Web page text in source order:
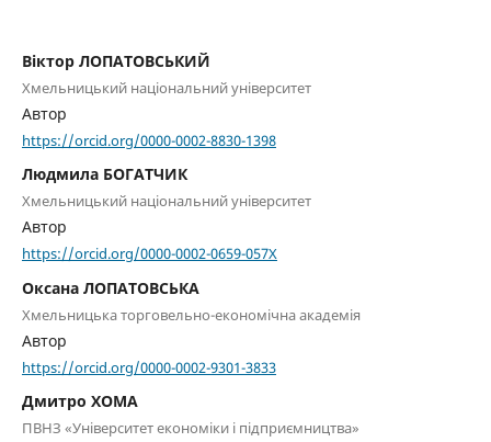
Віктор ЛОПАТОВСЬКИЙ
Хмельницький національний університет
Автор
https://orcid.org/0000-0002-8830-1398
Людмила БОГАТЧИК
Хмельницький національний університет
Автор
https://orcid.org/0000-0002-0659-057X
Оксана ЛОПАТОВСЬКА
Хмельницька торговельно-економічна академія
Автор
https://orcid.org/0000-0002-9301-3833
Дмитро ХОМА
ПВНЗ «Університет економіки і підприємництва»